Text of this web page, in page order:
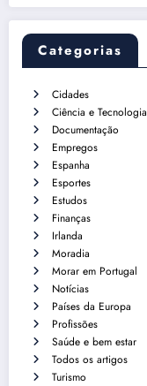
Categorias
Cidades
Ciência e Tecnologia
Documentação
Empregos
Espanha
Esportes
Estudos
Finanças
Irlanda
Moradia
Morar em Portugal
Notícias
Países da Europa
Profissões
Saúde e bem estar
Todos os artigos
Turismo